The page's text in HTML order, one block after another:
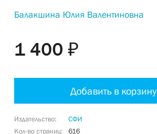
Балакшина Юлия Валентиновна
1 400 ₽
Добавить в корзину
Издательство
СФИ
Кол-во страниц
616